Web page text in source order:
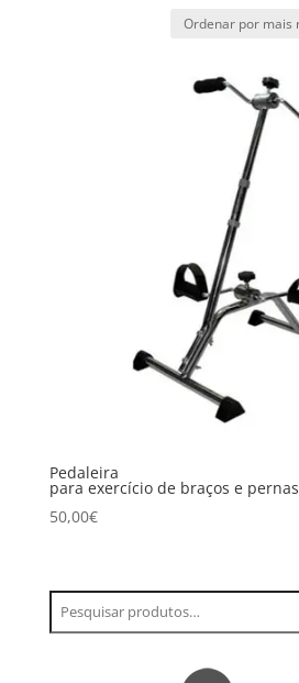
Pedaleira
para exercício de braços e pernas
50,00€